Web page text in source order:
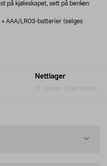
Nettlager
Henter lagerstatus...
på kjøleskapet, sett på benken
AAA/LR03-batterier (selges